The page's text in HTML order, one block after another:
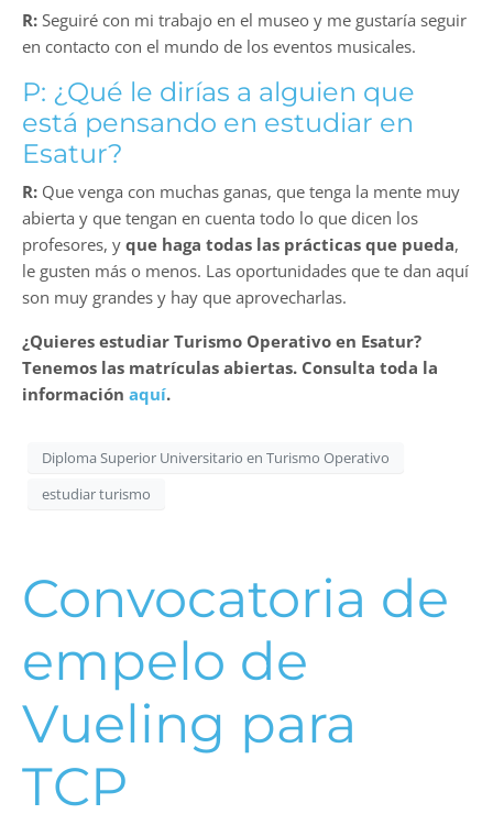
R: Seguiré con mi trabajo en el museo y me gustaría seguir
en contacto con el mundo de los eventos musicales.
P: ¿Qué le dirías a alguien que
está pensando en estudiar en
Esatur?
R: Que venga con muchas ganas, que tenga la mente muy
abierta y que tengan en cuenta todo lo que dicen los
profesores, y que haga todas las prácticas que pueda,
le gusten más o menos. Las oportunidades que te dan aquí
son muy grandes y hay que aprovecharlas.
¿Quieres estudiar Turismo Operativo en Esatur?
Tenemos las matrículas abiertas. Consulta toda la
información aquí.
Diploma Superior Universitario en Turismo Operativo
estudiar turismo
Convocatoria de
empelo de
Vueling para
TCP